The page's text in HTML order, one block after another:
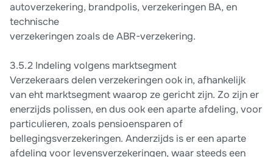
autoverzekering, brandpolis, verzekeringen BA, en
technische
verzekeringen zoals de ABR-verzekering.
3.5.2 Indeling volgens marktsegment
Verzekeraars delen verzekeringen ook in, afhankelijk
van eht marktsegment waarop ze gericht zijn. Zo zijn er
enerzijds polissen, en dus ook een aparte afdeling, voor
particulieren, zoals pensioensparen of
bellegingsverzekeringen. Anderzijds is er een aparte
afdeling voor levensverzekeringen, waar steeds een